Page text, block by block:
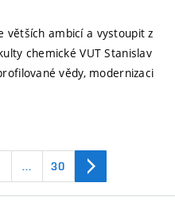
větších ambicí a vystoupit z
chemické VUT Stanislav
vědy, modernizaci
… 30